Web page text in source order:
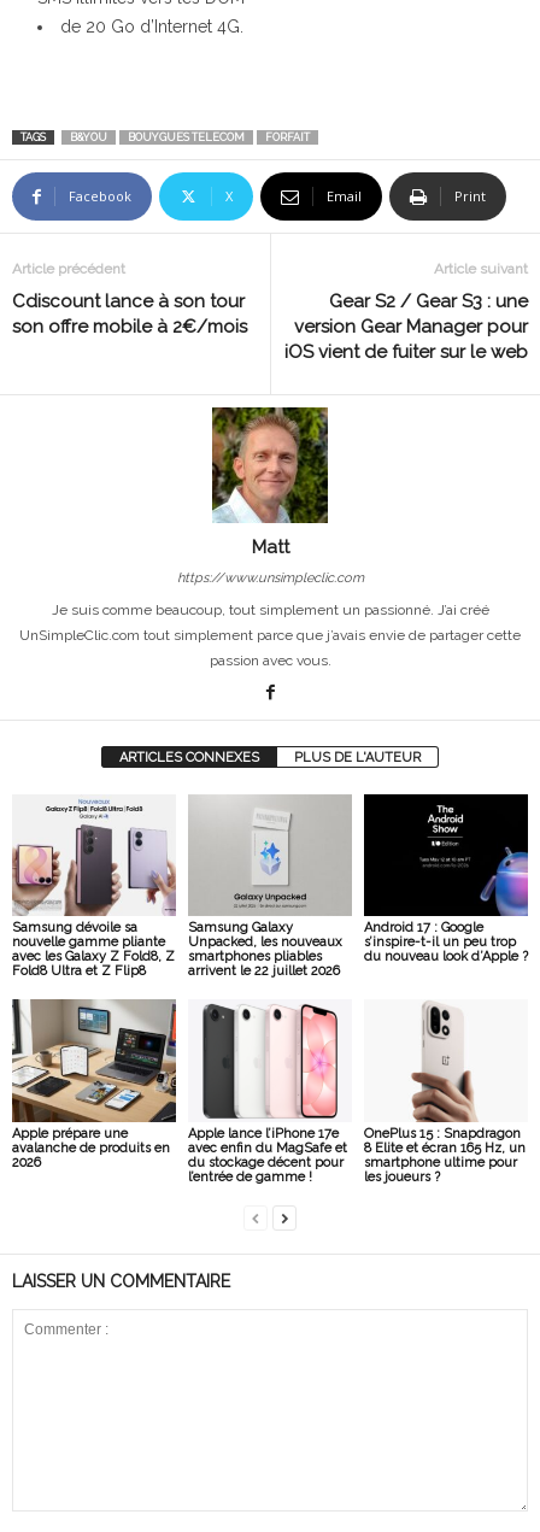
de 20 Go d’Internet 4G.
TAGS B&YOU BOUYGUES TELECOM FORFAIT
Facebook X Email Print
Article précédent
Cdiscount lance à son tour
son offre mobile à 2€/mois
Article suivant
Gear S2 / Gear S3 : une
version Gear Manager pour
iOS vient de fuiter sur le web
Matt
https://www.unsimpleclic.com
Je suis comme beaucoup, tout simplement un passionné. J’ai créé
UnSimpleClic.com tout simplement parce que j’avais envie de partager cette
passion avec vous.
ARTICLES CONNEXES PLUS DE L'AUTEUR
Samsung dévoile sa
nouvelle gamme pliante
avec les Galaxy Z Fold8, Z
Fold8 Ultra et Z Flip8
Samsung Galaxy
Unpacked, les nouveaux
smartphones pliables
arrivent le 22 juillet 2026
Android 17 : Google
s’inspire-t-il un peu trop
du nouveau look d’Apple ?
Apple prépare une
avalanche de produits en
2026
Apple lance l’iPhone 17e
avec enfin du MagSafe et
du stockage décent pour
l’entrée de gamme !
OnePlus 15 : Snapdragon
8 Elite et écran 165 Hz, un
smartphone ultime pour
les joueurs ?
LAISSER UN COMMENTAIRE